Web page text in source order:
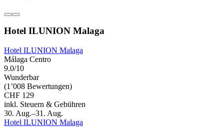
Hotel ILUNION Malaga
Hotel ILUNION Malaga
Málaga Centro
9.0/10
Wunderbar
(1’008 Bewertungen)
CHF 129
inkl. Steuern & Gebühren
30. Aug.–31. Aug.
Hotel ILUNION Malaga